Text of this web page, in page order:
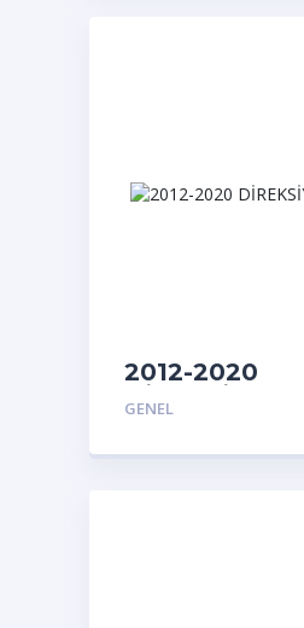
2012-2020
DİREKSİYON
GENEL